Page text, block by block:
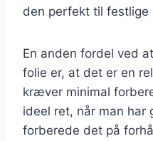
den perfekt til festlige
En anden fordel ved
folie er, at det er en
kræver minimal
ideel ret, når man har
forberede det på